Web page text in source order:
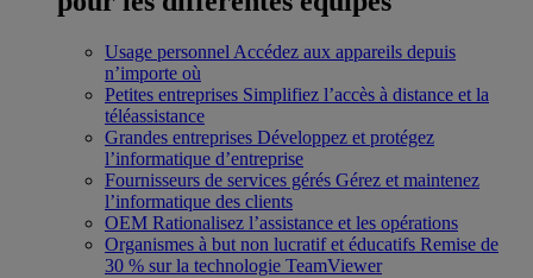
Usage personnel Accédez aux appareils depuis
n’importe où
Petites entreprises Simplifiez l’accès à distance et la
téléassistance
Grandes entreprises Développez et protégez
l’informatique d’entreprise
Fournisseurs de services gérés Gérez et maintenez
l’informatique des clients
OEM Rationalisez l’assistance et les opérations
Organismes à but non lucratif et éducatifs Remise de
30 % sur la technologie TeamViewer